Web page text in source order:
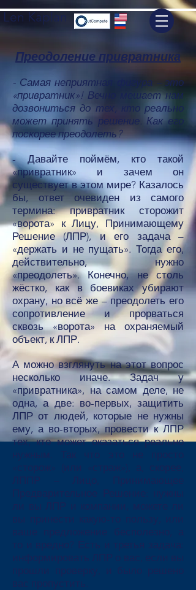
Len Kaplan
Преодоление привратника
- Самая неприятная фигура – это
«привратник»! Вечно мешает нам
дозвониться до тех, кто реально
может принять решение. Как его
поскорее преодолеть?
- Давайте поймём, кто такой
«привратник» и зачем он
существует в этом мире? Казалось
бы, ответ очевиден из самого
термина: привратник сторожит
«ворота» к Лицу, Принимающему
Решение (ЛПР), и его задача –
«держать и не пущать». Тогда его,
действительно, нужно
«преодолеть». Конечно, не столь
жёстко, как в боевиках убирают
охрану, но всё же – преодолеть его
сопротивление и прорваться
сквозь «ворота» на охраняемый
объект, к ЛПР.
А можно взглянуть на этот вопрос
несколько иначе. Задач у
«привратника», на самом деле, не
одна, а две: во-первых, защитить
ЛПР от людей, которые не нужны
ему, а во-вторых, провести к ЛПР
тех, кто может оказаться реально
нужным. Так что это не просто
«сторож» (или «страж»), а, скорее,
ЛППР – Лицо, Принимающее
Предварительное Решение: нужны
ли вы ЛПР и компании, можете ли
вы принести какую-то пользу, или
ваше предложение бесполезно, а
то и вредно? Есть и третья задача:
информировать ЛПР о вас, если вы
прошли проверку, и было решено
вас пропустить.